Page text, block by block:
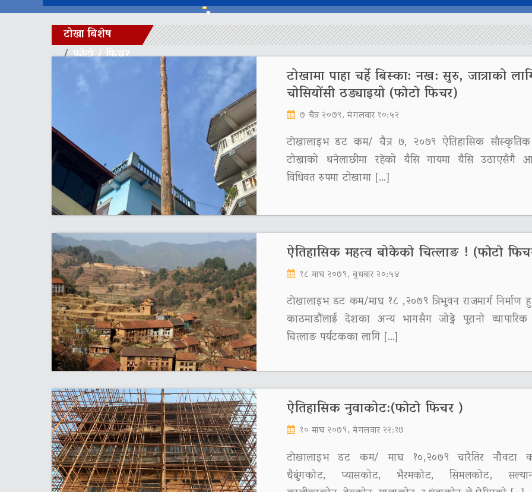
टोखा बिशेष
फोटो / फिचर
टोखामा पाहा चर्हे बिस्का: नख: सुरु, जात्राको
चोसियोंसी ठड्याइयो (फाेटाे फिचर)
७ चैत्र २०७९, मंगलवार १०:५२
टाेखालाइभ डट कम/ चैत्र ७, २०७९ ऐतिहासिक
टोखाको थनेलाछीमा रहेको यँसि गायमा यँसि उठाएसँगै
विधिवत रुपमा टोखामा […]
ऐतिहासिक महत्व बोकेको चित्लाङ ! (फाेटाे
१८ माघ २०७९, बुधबार २०:५४
टाेखालाइभ डट कम/माघ १८ ,२०७९ त्रिभुवन राजमार्ग निर्माण
काठमाडौंलाई देशका अन्य भागसँग जोड्ने पुरानो
चित्लाङ पर्यटकका लागि […]
ऐतिहासिक नुवाकोट:(फाेटाे फिचर )
१० माघ २०७९, मंगलवार २२:१७
टाेखालाइभ डट कम/ माघ १०,२०७९ चारैतिर नौवटा
धैबुंगकोट, प्यासकोट, भैरमकोट, सिमलकोट,